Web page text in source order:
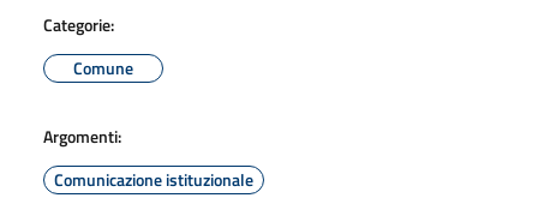
Categorie:
Comune
Argomenti:
Comunicazione istituzionale